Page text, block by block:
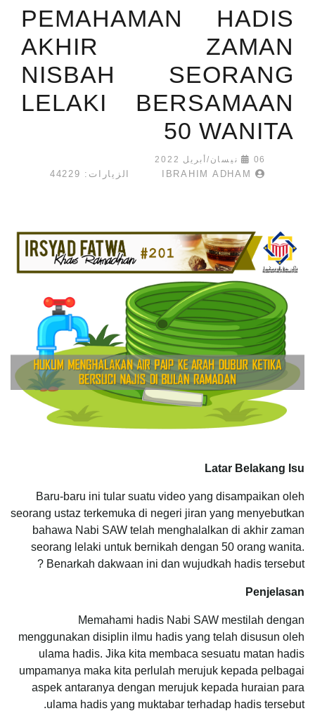
PEMAHAMAN HADIS
AKHIR ZAMAN
NISBAH SEORANG
LELAKI BERSAMAAN
50 WANITA
06 نيسان/أبريل 2022
IBRAHIM ADHAM الزيارات: 44229
Latar Belakang Isu
Baru-baru ini tular suatu video yang disampaikan oleh
seorang ustaz terkemuka di negeri jiran yang menyebutkan
bahawa Nabi SAW telah menghalalkan di akhir zaman
seorang lelaki untuk bernikah dengan 50 orang wanita.
Benarkah dakwaan ini dan wujudkah hadis tersebut ?
Penjelasan
Memahami hadis Nabi SAW mestilah dengan
menggunakan disiplin ilmu hadis yang telah disusun oleh
ulama hadis. Jika kita membaca sesuatu matan hadis
umpamanya maka kita perlulah merujuk kepada pelbagai
aspek antaranya dengan merujuk kepada huraian para
ulama hadis yang muktabar terhadap hadis tersebut.